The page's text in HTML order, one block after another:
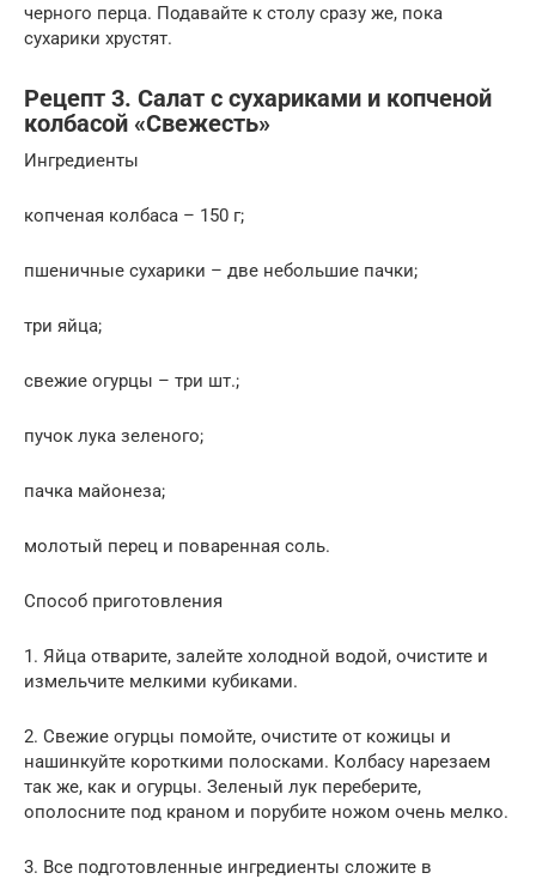
черного перца. Подавайте к столу сразу же, пока
сухарики хрустят.
Рецепт 3. Салат с сухариками и копченой
колбасой «Свежесть»
Ингредиенты
копченая колбаса – 150 г;
пшеничные сухарики – две небольшие пачки;
три яйца;
свежие огурцы – три шт.;
пучок лука зеленого;
пачка майонеза;
молотый перец и поваренная соль.
Способ приготовления
1. Яйца отварите, залейте холодной водой, очистите и
измельчите мелкими кубиками.
2. Свежие огурцы помойте, очистите от кожицы и
нашинкуйте короткими полосками. Колбасу нарезаем
так же, как и огурцы. Зеленый лук переберите,
ополосните под краном и порубите ножом очень мелко.
3. Все подготовленные ингредиенты сложите в